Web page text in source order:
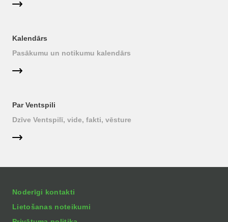
Kalendārs
Pasākumu un notikumu kalendārs
Par Ventspili
Dzīve Ventspilī, vide, fakti, vēsture
Noderīgi kontakti
Lietošanas noteikumi